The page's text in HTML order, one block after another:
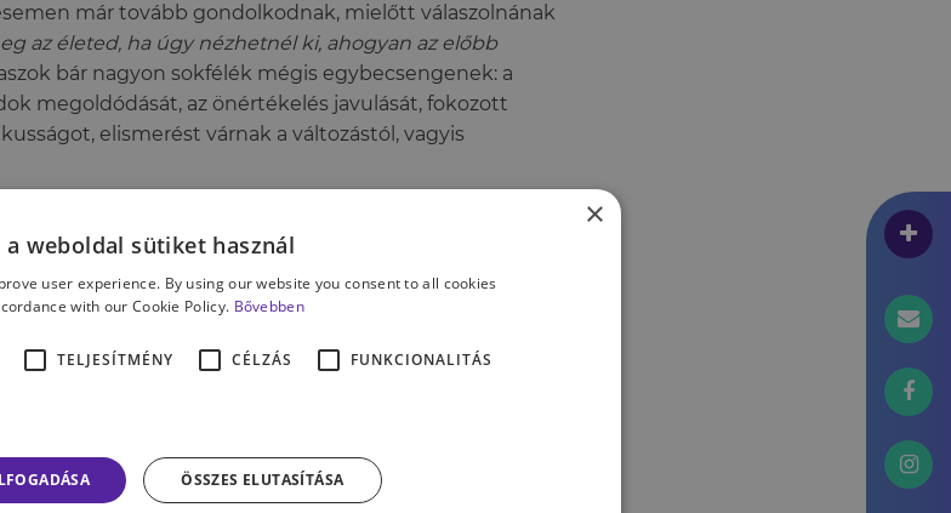
már tovább gondolkodnak, mielőtt válaszolnának
az életed, ha úgy nézhetnél ki, ahogyan az előbb
bár nagyon sokfélék mégis egybecsengenek: a
megoldódását, az önértékelés javulását, fokozott
elismerést várnak a változástól, vagyis
×
a weboldal sütiket használ
user experience. By using our website you consent to all cookies
with our Cookie Policy. Bővebben
TELJESÍTMÉNY CÉLZÁS FUNKCIONALITÁS
ÖSSZES ELUTASÍTÁSA